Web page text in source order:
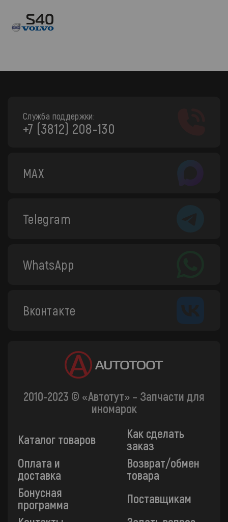
Служба поддержки:
+7 (3812) 208-130
MAX
Telegram
WhatsApp
Вконтакте
2010-2023 © «Автотут» – Запчасти для
иномарок
Каталог товаров
Как сделать
заказ
Оплата и
доставка
Возврат/обмен
товара
Бонусная
программа
Поставщикам